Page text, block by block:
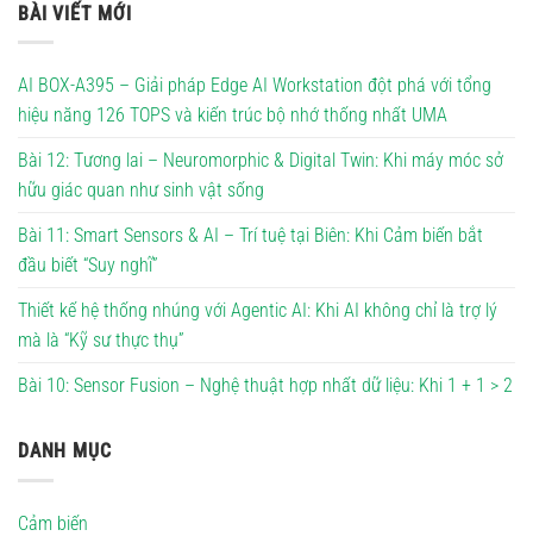
BÀI VIẾT MỚI
AI BOX-A395 – Giải pháp Edge AI Workstation đột phá với tổng
hiệu năng 126 TOPS và kiến trúc bộ nhớ thống nhất UMA
Bài 12: Tương lai – Neuromorphic & Digital Twin: Khi máy móc sở
hữu giác quan như sinh vật sống
Bài 11: Smart Sensors & AI – Trí tuệ tại Biên: Khi Cảm biến bắt
đầu biết “Suy nghĩ”
Thiết kế hệ thống nhúng với Agentic AI: Khi AI không chỉ là trợ lý
mà là “Kỹ sư thực thụ”
Bài 10: Sensor Fusion – Nghệ thuật hợp nhất dữ liệu: Khi 1 + 1 > 2
DANH MỤC
Cảm biến